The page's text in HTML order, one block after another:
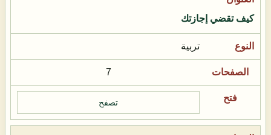
كيف تقضي إجازتك
تربية
7
تصفح